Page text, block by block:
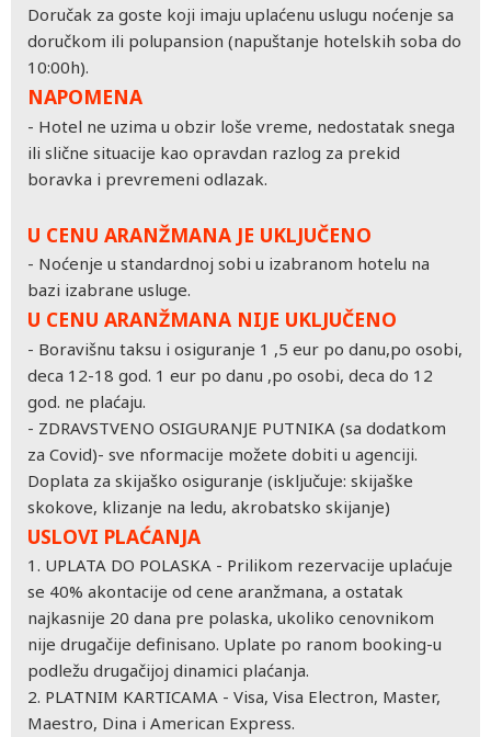
Doručak za goste koji imaju uplaćenu uslugu noćenje sa
doručkom ili polupansion (napuštanje hotelskih soba do
10:00h).
NAPOMENA
- Hotel ne uzima u obzir loše vreme, nedostatak snega
ili slične situacije kao opravdan razlog za prekid
boravka i prevremeni odlazak.
U CENU ARANŽMANA JE UKLJUČENO
- Noćenje u standardnoj sobi u izabranom hotelu na
bazi izabrane usluge.
U CENU ARANŽMANA NIJE UKLJUČENO
- Boravišnu taksu i osiguranje 1 ,5 eur po danu,po osobi,
deca 12-18 god. 1 eur po danu ,po osobi, deca do 12
god. ne plaćaju.
- ZDRAVSTVENO OSIGURANJE PUTNIKA (sa dodatkom
za Covid)- sve nformacije možete dobiti u agenciji.
Doplata za skijaško osiguranje (isključuje: skijaške
skokove, klizanje na ledu, akrobatsko skijanje)
USLOVI PLAĆANJA
1. UPLATA DO POLASKA - Prilikom rezervacije uplaćuje
se 40% akontacije od cene aranžmana, a ostatak
najkasnije 20 dana pre polaska, ukoliko cenovnikom
nije drugačije definisano. Uplate po ranom booking-u
podležu drugačijoj dinamici plaćanja.
2. PLATNIM KARTICAMA - Visa, Visa Electron, Master,
Maestro, Dina i American Express.